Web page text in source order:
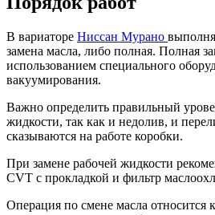
В вариаторе Ниссан Мурано
замена масла, либо полная. Полная
использованием специального
вакуумирования.
Важно определить правильный
жидкости, так как и недолив, и
сказываются на работе коробки.
При замене рабочей жидкости
CVT с прокладкой и фильтр
Операция по смене масла относится